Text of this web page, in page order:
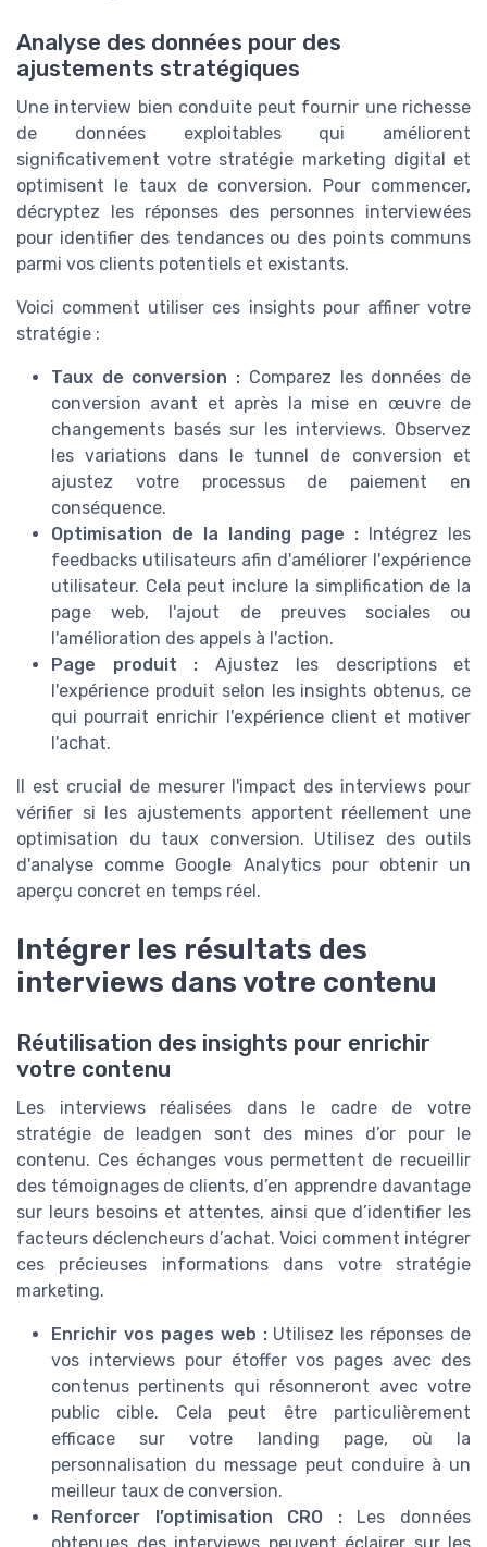
Analyse des données pour des
ajustements stratégiques
Une interview bien conduite peut fournir une richesse
de données exploitables qui améliorent
significativement votre stratégie marketing digital et
optimisent le taux de conversion. Pour commencer,
décryptez les réponses des personnes interviewées
pour identifier des tendances ou des points communs
parmi vos clients potentiels et existants.
Voici comment utiliser ces insights pour affiner votre
stratégie :
Taux de conversion : Comparez les données de
conversion avant et après la mise en œuvre de
changements basés sur les interviews. Observez
les variations dans le tunnel de conversion et
ajustez votre processus de paiement en
conséquence.
Optimisation de la landing page : Intégrez les
feedbacks utilisateurs afin d'améliorer l'expérience
utilisateur. Cela peut inclure la simplification de la
page web, l'ajout de preuves sociales ou
l'amélioration des appels à l'action.
Page produit : Ajustez les descriptions et
l'expérience produit selon les insights obtenus, ce
qui pourrait enrichir l'expérience client et motiver
l'achat.
Il est crucial de mesurer l'impact des interviews pour
vérifier si les ajustements apportent réellement une
optimisation du taux conversion. Utilisez des outils
d'analyse comme Google Analytics pour obtenir un
aperçu concret en temps réel.
Intégrer les résultats des
interviews dans votre contenu
Réutilisation des insights pour enrichir
votre contenu
Les interviews réalisées dans le cadre de votre
stratégie de leadgen sont des mines d’or pour le
contenu. Ces échanges vous permettent de recueillir
des témoignages de clients, d’en apprendre davantage
sur leurs besoins et attentes, ainsi que d’identifier les
facteurs déclencheurs d’achat. Voici comment intégrer
ces précieuses informations dans votre stratégie
marketing.
Enrichir vos pages web :Utilisez les réponses de
vos interviews pour étoffer vos pages avec des
contenus pertinents qui résonneront avec votre
public cible. Cela peut être particulièrement
efficace sur votre landing page, où la
personnalisation du message peut conduire à un
meilleur taux de conversion.
Renforcer l’optimisation CRO :Les données